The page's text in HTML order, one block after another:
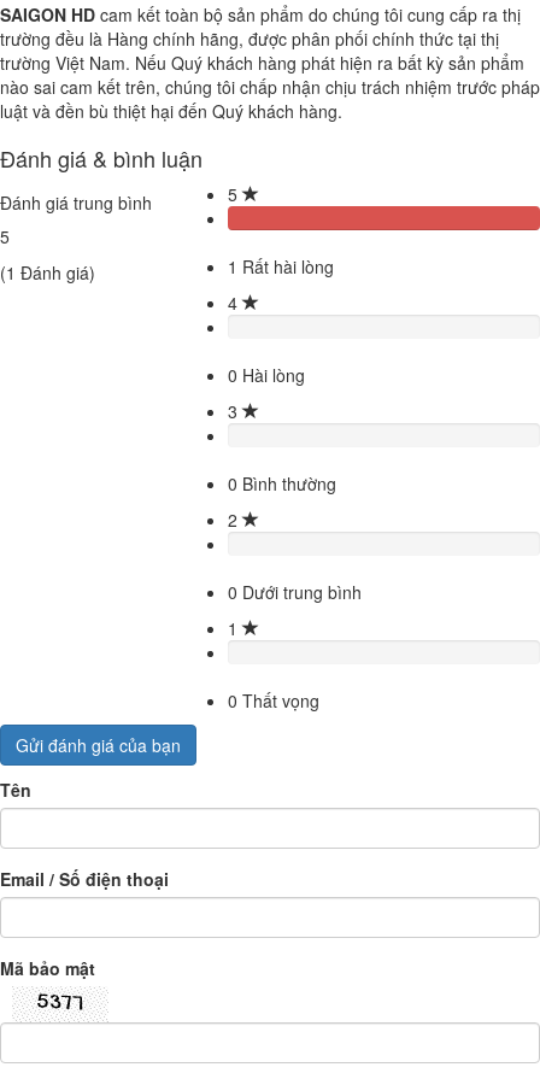
SAIGON HD cam kết toàn bộ sản phẩm do chúng tôi cung cấp ra thị
trường đều là Hàng chính hãng, được phân phối chính thức tại thị
trường Việt Nam. Nếu Quý khách hàng phát hiện ra bất kỳ sản phẩm
nào sai cam kết trên, chúng tôi chấp nhận chịu trách nhiệm trước pháp
luật và đền bù thiệt hại đến Quý khách hàng.
Đánh giá & bình luận
Đánh giá trung bình
5
(1 Đánh giá)
5
1 Rất hài lòng
4
0 Hài lòng
3
0 Bình thường
2
0 Dưới trung bình
1
0 Thất vọng
Gửi đánh giá của bạn
Tên
Email / Số điện thoại
Mã bảo mật